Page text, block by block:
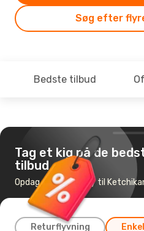
Søg efter
Bedste tilbud
Tag et kig på de
tilbud
Opdag de billigste fly til
Returflyvning